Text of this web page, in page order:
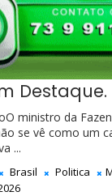
Destaque.
ministro da
se vê como um
...
Brasil Politica